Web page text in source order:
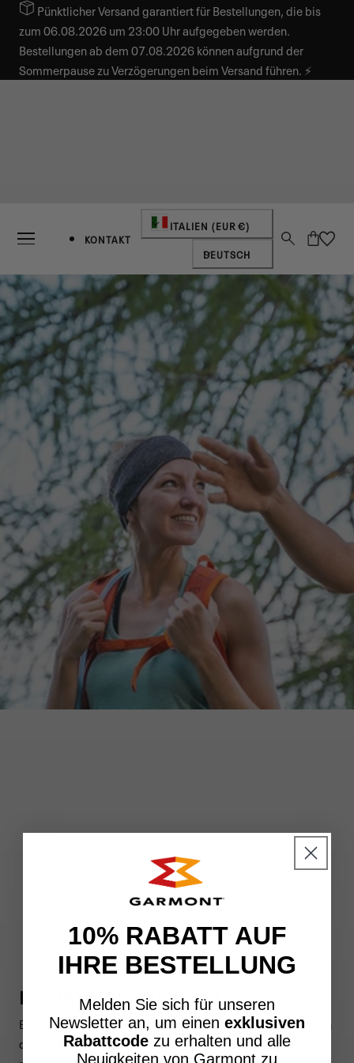
SPRINGEN
Pünktlicher Versand garantiert für Bestellungen, die bis
zum 06.08.2026 um 23:00 Uhr aufgegeben werden.
Bestellungen ab dem 07.08.2026 können aufgrund der
Sommerpause zu Verzögerungen beim Versand führen. ⚡
KONTAKT
Land/Region
ITALIEN (EUR €)
Sprache
DEUTSCH
Warenkorb
GARMONT-TEAMS
INITIATIVBEWERBUNG
Bei Garmont sind wir überzeugt, dass unsere Mitarbeitenden
der Schlüssel zu unserem Wachstum sind. Wir suchen
10% RABATT AUF
IHRE BESTELLUNG
Melden Sie sich für unseren
Newsletter an, um einen exklusiven
Rabattcode zu erhalten und alle
Neuigkeiten von Garmont zu